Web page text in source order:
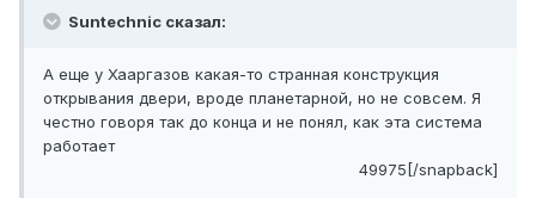
Suntechnic сказал:
А еще у Хааргазов какая-то странная конструкция
открывания двери, вроде планетарной, но не совсем. Я
честно говоря так до конца и не понял, как эта система
работает
49975[/snapback]